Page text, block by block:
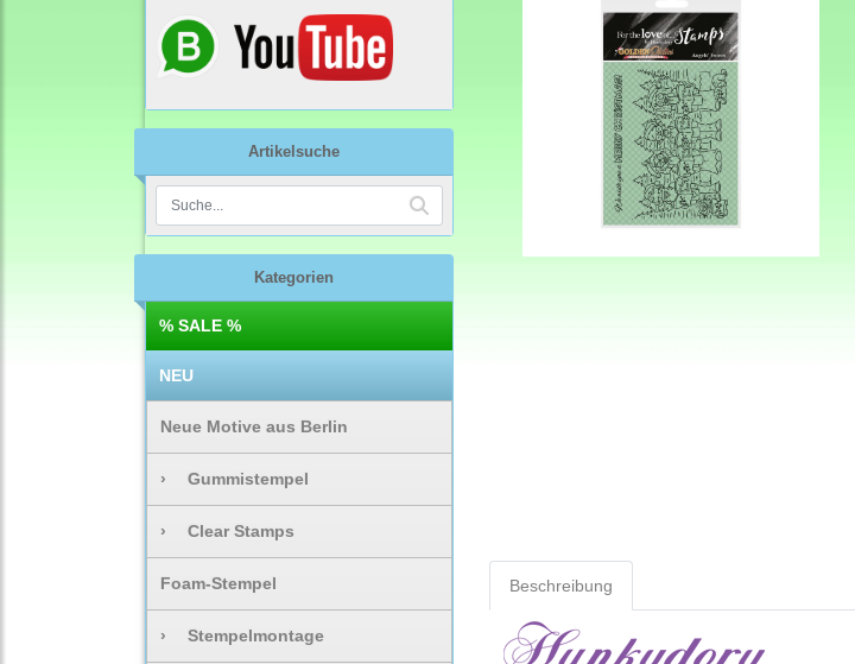
Artikelsuche
Kategorien
% SALE %
NEU
Neue Motive aus Berlin
› Gummistempel
› Clear Stamps
Foam-Stempel
› Stempelmontage
Beschreibung